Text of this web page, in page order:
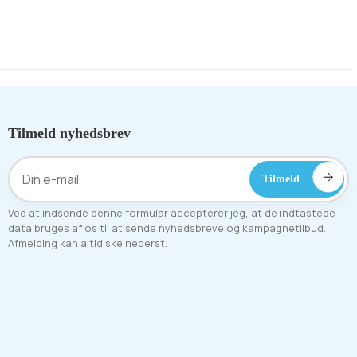
Tilmeld nyhedsbrev
Ved at indsende denne formular accepterer jeg, at de indtastede
data bruges af os til at sende nyhedsbreve og kampagnetilbud.
Afmelding kan altid ske nederst.